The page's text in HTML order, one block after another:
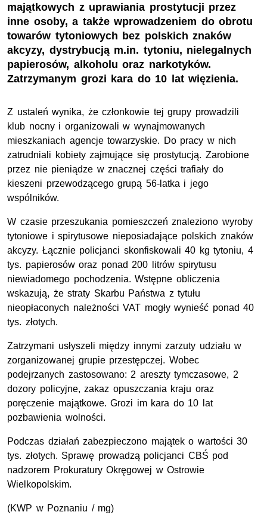
majątkowych z uprawiania prostytucji przez
inne osoby, a także wprowadzeniem do obrotu
towarów tytoniowych bez polskich znaków
akcyzy, dystrybucją m.in. tytoniu, nielegalnych
papierosów, alkoholu oraz narkotyków.
Zatrzymanym grozi kara do 10 lat więzienia.
Z ustaleń wynika, że członkowie tej grupy prowadzili
klub nocny i organizowali w wynajmowanych
mieszkaniach agencje towarzyskie. Do pracy w nich
zatrudniali kobiety zajmujące się prostytucją. Zarobione
przez nie pieniądze w znacznej części trafiały do
kieszeni przewodzącego grupą 56-latka i jego
wspólników.
W czasie przeszukania pomieszczeń znaleziono wyroby
tytoniowe i spirytusowe nieposiadające polskich znaków
akcyzy. Łącznie policjanci skonfiskowali 40 kg tytoniu, 4
tys. papierosów oraz ponad 200 litrów spirytusu
niewiadomego pochodzenia. Wstępne obliczenia
wskazują, że straty Skarbu Państwa z tytułu
nieopłaconych należności VAT mogły wynieść ponad 40
tys. złotych.
Zatrzymani usłyszeli między innymi zarzuty udziału w
zorganizowanej grupie przestępczej. Wobec
podejrzanych zastosowano: 2 areszty tymczasowe, 2
dozory policyjne, zakaz opuszczania kraju oraz
poręczenie majątkowe. Grozi im kara do 10 lat
pozbawienia wolności.
Podczas działań zabezpieczono majątek o wartości 30
tys. złotych. Sprawę prowadzą policjanci CBŚ pod
nadzorem Prokuratury Okręgowej w Ostrowie
Wielkopolskim.
(KWP w Poznaniu / mg)